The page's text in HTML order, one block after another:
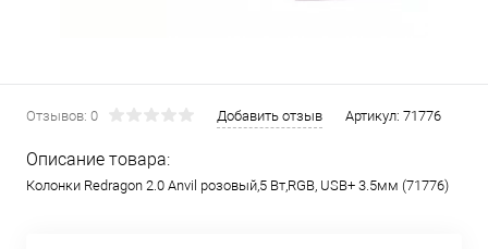
Отзывов: 0 Добавить отзыв Артикул: 71776
Описание товара:
Колонки Redragon 2.0 Anvil розовый,5 Вт,RGB, USB+ 3.5мм (71776)